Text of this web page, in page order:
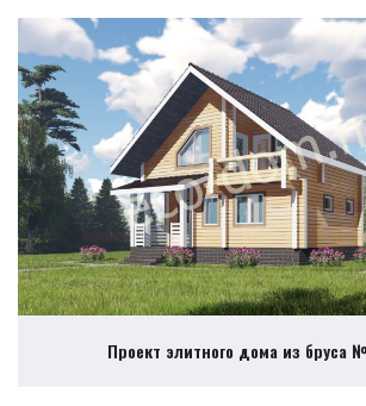
Проект элитного дома из бруса